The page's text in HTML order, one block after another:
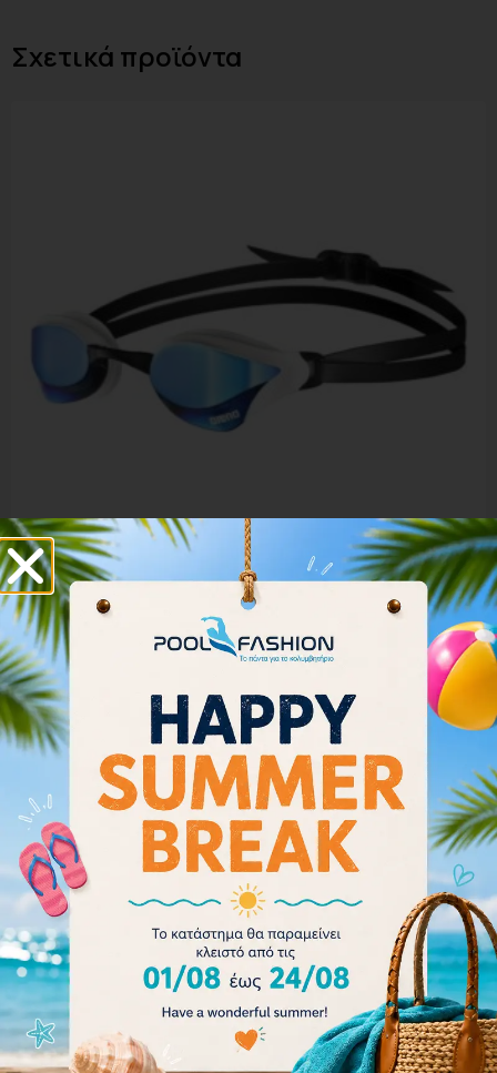
Σχετικά προϊόντα
ARENA COBRA CORE SWIPE MIRROR 003251-710
67.00€
Διαβάστε περισσότερα